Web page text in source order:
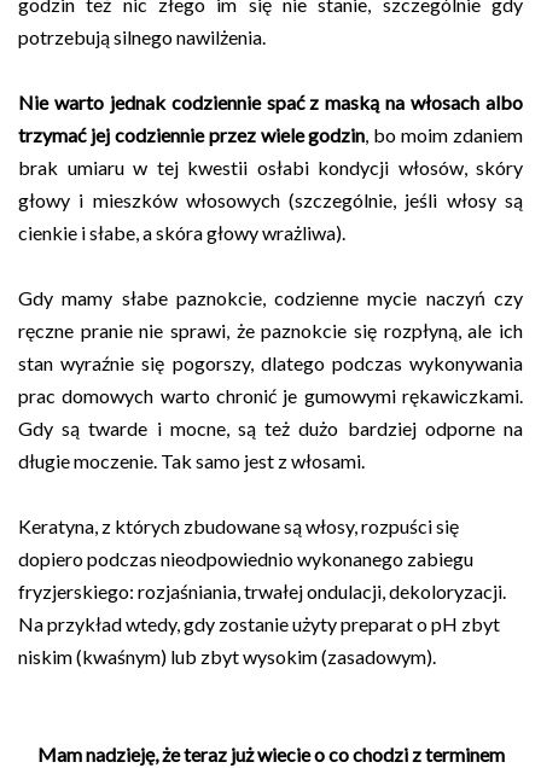
potrzebują silnego nawilżenia.
Nie warto jednak codziennie spać z maską na włosach albo
trzymać jej codziennie przez wiele godzin , bo moim zdaniem
brak umiaru w tej kwestii osłabi kondycji włosów, skóry
głowy i mieszków włosowych (szczególnie, jeśli włosy są
cienkie i słabe, a skóra głowy wrażliwa).
Gdy mamy słabe paznokcie, codzienne mycie naczyń czy
ręczne pranie nie sprawi, że paznokcie się rozpłyną, ale ich
stan wyraźnie się pogorszy, dlatego podczas wykonywania
prac domowych warto chronić je gumowymi rękawiczkami.
Gdy są twarde i mocne, są też dużo bardziej odporne na
długie moczenie. Tak samo jest z włosami.
Keratyna, z których zbudowane są włosy, rozpuści się
dopiero podczas nieodpowiednio wykonanego zabiegu
fryzjerskiego: rozjaśniania, trwałej ondulacji, dekoloryzacji.
Na przykład wtedy, gdy zostanie użyty preparat o pH zbyt
niskim (kwaśnym) lub zbyt wysokim (zasadowym).
Mam nadzieję, że teraz już wiecie o co chodzi z terminem